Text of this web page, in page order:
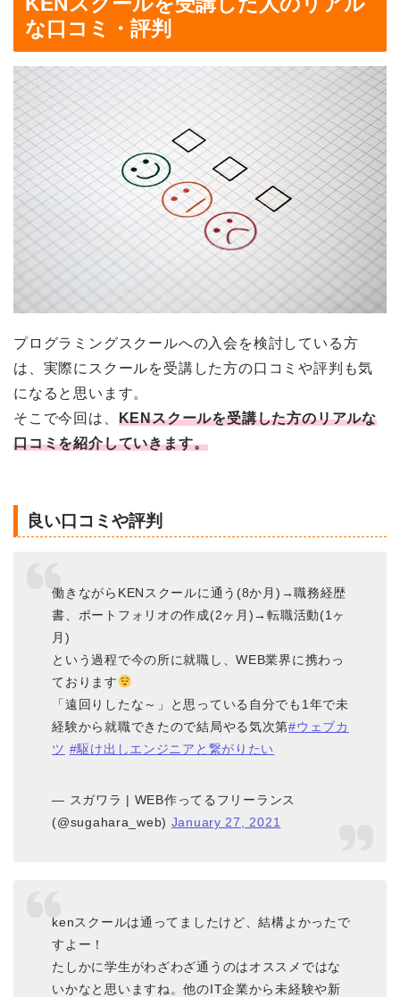
な口コミ・評判
プログラミングスクールへの入会を検討している方
は、実際にスクールを受講した方の口コミや評判も気
になると思います。
そこで今回は、 KENスクールを受講した方のリアルな
口コミを紹介していきます。
良い口コミや評判
働きながらKENスクールに通う(8か月)→職務経歴
書、ポートフォリオの作成(2ヶ月)→転職活動(1ヶ
月)
という過程で今の所に就職し、WEB業界に携わっ
ております
「遠回りしたな～」と思っている自分でも1年で未
経験から就職できたので結局やる気次第#ウェブカ
ツ #駆け出しエンジニアと繋がりたい
— スガワラ | WEB作ってるフリーランス
(@sugahara_web) January 27, 2021
kenスクールは通ってましたけど、結構よかったで
すよー！
たしかに学生がわざわざ通うのはオススメではな
いかなと思いますね。他のIT企業から未経験や新